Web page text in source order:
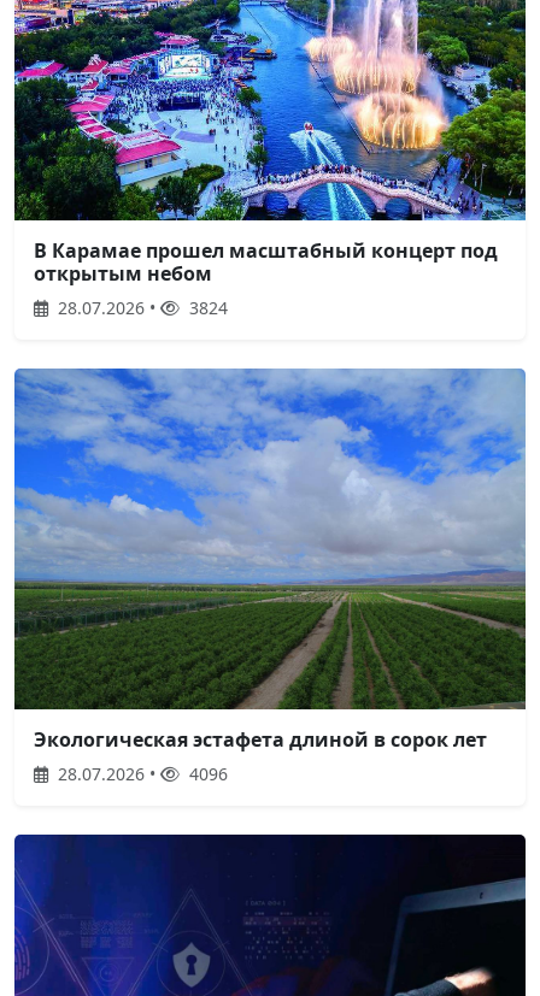
В Карамае прошел масштабный концерт под
открытым небом
28.07.2026 • 3824
Экологическая эстафета длиной в сорок лет
28.07.2026 • 4096